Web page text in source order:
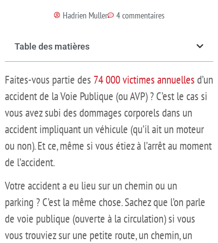
Hadrien Muller 4 commentaires
Table des matières
Faites-vous partie des 74 000 victimes annuelles d’un
accident de la Voie Publique (ou AVP) ? C’est le cas si
vous avez subi des dommages corporels dans un
accident impliquant un véhicule (qu’il ait un moteur
ou non). Et ce, même si vous étiez à l’arrêt au moment
de l’accident.
Votre accident a eu lieu sur un chemin ou un
parking ? C’est la même chose. Sachez que l’on parle
de voie publique (ouverte à la circulation) si vous
vous trouviez sur une petite route, un chemin, un